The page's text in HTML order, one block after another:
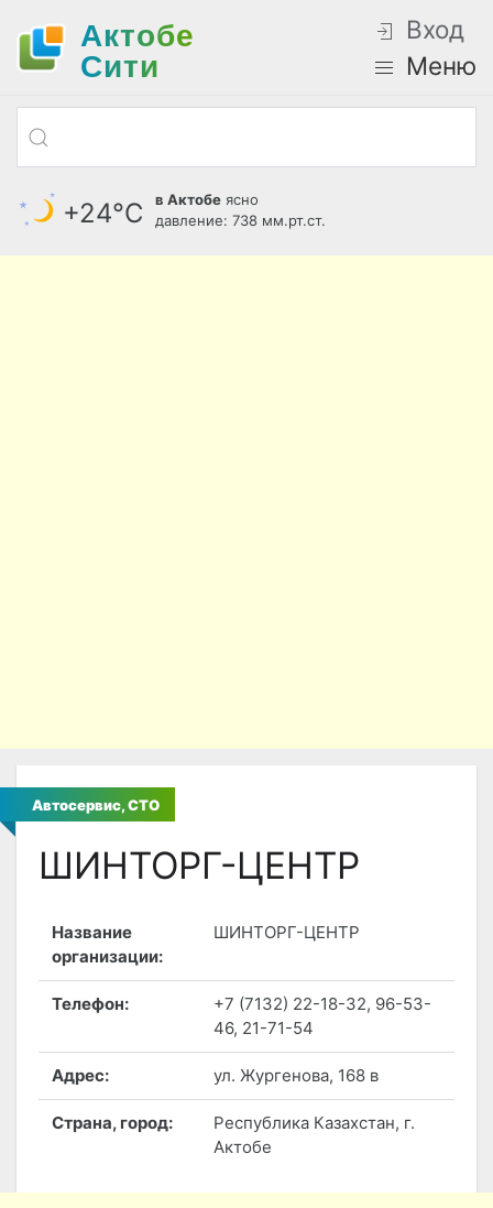
Актобе
Cити
Вход
Меню
+24°С в Актобе ясно
давление: 738 мм.рт.ст.
Автосервис, СТО
ШИНТОРГ-ЦЕНТР
Название
организации:
ШИНТОРГ-ЦЕНТР
Телефон:
+7 (7132) 22-18-32, 96-53-
46, 21-71-54
Адрес: ул. Жургенова, 168 в
Страна, город:
Республика Казахстан, г.
Актобе